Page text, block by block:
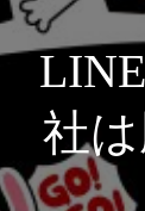
社